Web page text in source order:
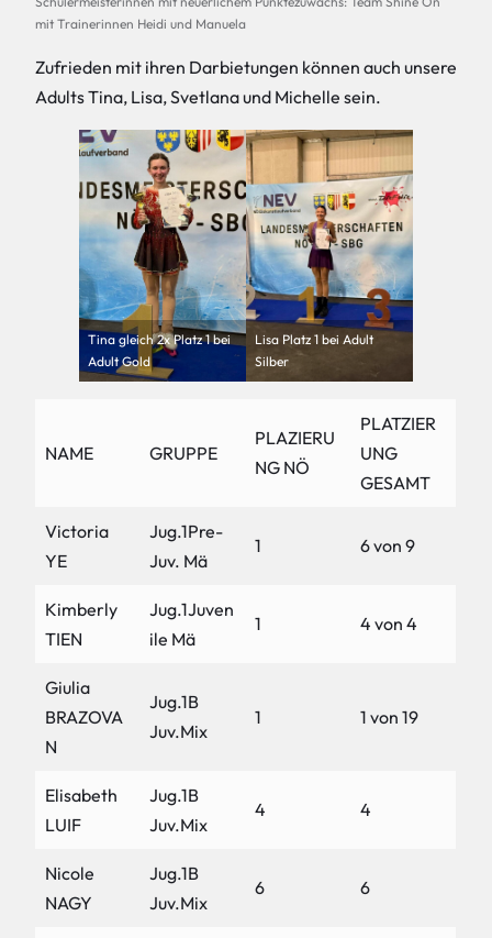
mit Trainerinnen Heidi und Manuela
Zufrieden mit ihren Darbietungen können auch unsere
Adults Tina, Lisa, Svetlana und Michelle sein.
Tina gleich 2x Platz 1 bei
Adult Gold
Lisa Platz 1 bei Adult
Silber
NAME GRUPPE
PLAZIERU
NG NÖ
PLATZIER
UNG
GESAMT
Victoria
YE
Jug.1Pre-
Juv. Mä
1 6 von 9
Kimberly
TIEN
Jug.1Juven
ile Mä
1 4 von 4
Giulia
BRAZOVA
N
Jug.1B
Juv.Mix
1 1 von 19
Elisabeth
LUIF
Jug.1B
Juv.Mix
4 4
Nicole
NAGY
Jug.1B
Juv.Mix
6 6